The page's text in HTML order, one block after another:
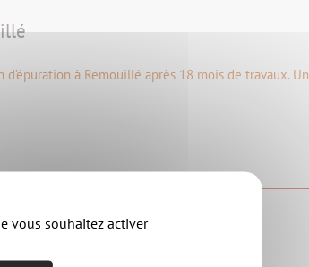
à Remouillé après 18 mois de travaux. Un
vous souhaitez activer